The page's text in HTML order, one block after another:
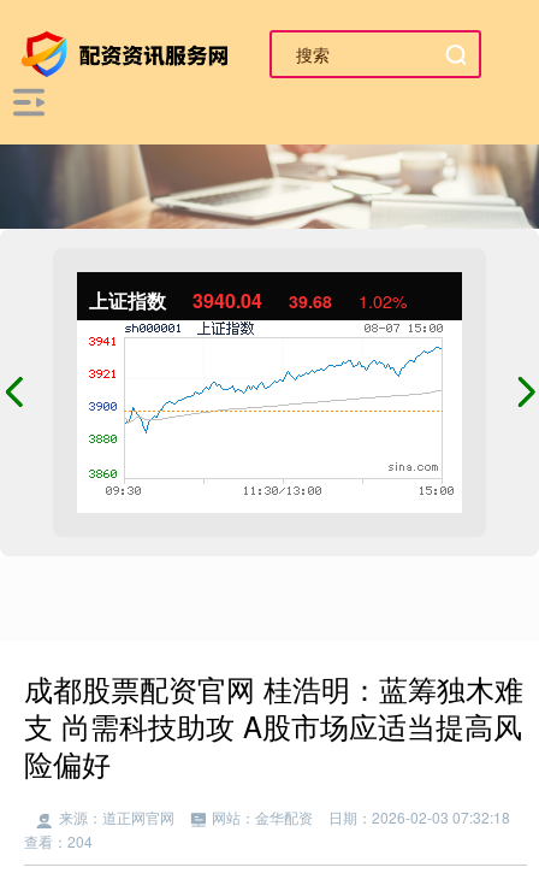
上证指数 3940.04 39.68 1.02%
成都股票配资官网 桂浩明：蓝筹独木难
支 尚需科技助攻 A股市场应适当提高风
险偏好
来源：道正网官网 网站：金华配资
日期：2026-02-03 07:32:18
查看：204